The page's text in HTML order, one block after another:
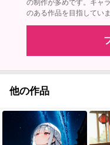
の制作が多めです。キャ
のある作品を目指してい
他の作品